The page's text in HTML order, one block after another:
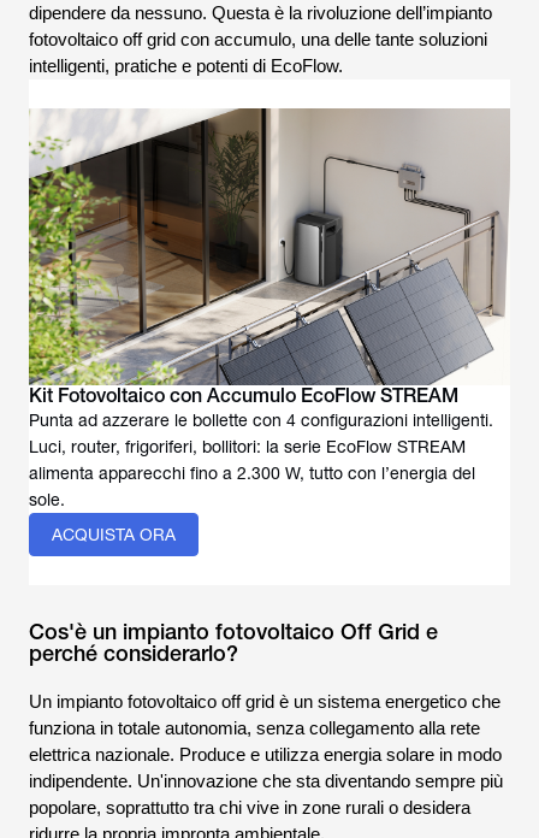
dipendere da nessuno. Questa è la rivoluzione dell’impianto
fotovoltaico off grid con accumulo, una delle tante soluzioni
intelligenti, pratiche e potenti di EcoFlow.
Kit Fotovoltaico con Accumulo EcoFlow STREAM
Punta ad azzerare le bollette con 4 configurazioni intelligenti.
Luci, router, frigoriferi, bollitori: la serie EcoFlow STREAM
alimenta apparecchi fino a 2.300 W, tutto con l’energia del
sole.
ACQUISTA ORA
Cos'è un impianto fotovoltaico Off Grid e
perché considerarlo?
Un impianto fotovoltaico off grid è un sistema energetico che
funziona in totale autonomia, senza collegamento alla rete
elettrica nazionale. Produce e utilizza energia solare in modo
indipendente. Un'innovazione che sta diventando sempre più
popolare, soprattutto tra chi vive in zone rurali o desidera